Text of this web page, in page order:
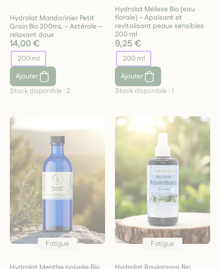
Hydrolat Mandarinier Petit
Grain Bio 200mL – Astérale –
relaxant doux
14,00 €
200 ml
Ajouter
Stock disponible : 2
Hydrolat Mélisse Bio (eau
florale) – Apaisant et
revitalisant peaux sensibles
200 ml
9,25 €
200 ml
Ajouter
Stock disponible :1
Fatigue Fatigue